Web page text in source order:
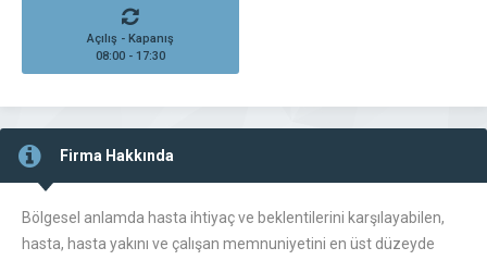
Açılış - Kapanış
08:00 - 17:30
Firma Hakkında
Bölgesel anlamda hasta ihtiyaç ve beklentilerini karşılayabilen,
hasta, hasta yakını ve çalışan memnuniyetini en üst düzeyde